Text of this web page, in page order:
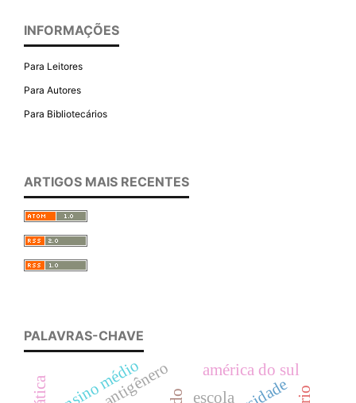
INFORMAÇÕES
Para Leitores
Para Autores
Para Bibliotecários
ARTIGOS MAIS RECENTES
PALAVRAS-CHAVE
américa do sul
escola
ensino médio